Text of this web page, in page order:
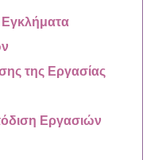
της Εργασίας
Εργασιών